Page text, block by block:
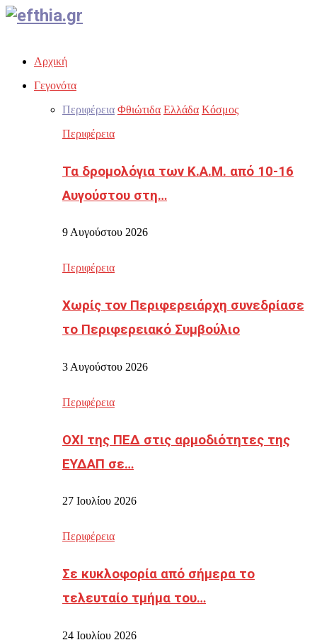
Facebook
Twitter
Instagram
Youtube
Email
Αρχική
Γεγονότα
Περιφέρεια Φθιώτιδα Ελλάδα Κόσμος
Περιφέρεια
Τα δρομολόγια των Κ.Α.Μ. από 10-16
Αυγούστου στη…
9 Αυγούστου 2026
Περιφέρεια
Χωρίς τον Περιφερειάρχη συνεδρίασε
το Περιφερειακό Συμβούλιο
3 Αυγούστου 2026
Περιφέρεια
ΟΧΙ της ΠΕΔ στις αρμοδιότητες της
ΕΥΔΑΠ σε…
27 Ιουλίου 2026
Περιφέρεια
Σε κυκλοφορία από σήμερα το
τελευταίο τμήμα του…
24 Ιουλίου 2026